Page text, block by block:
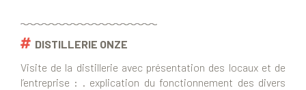
DISTILLERIE ONZE
Visite de la distillerie avec présentation des locaux et de
l’entreprise : . explication du fonctionnement des divers